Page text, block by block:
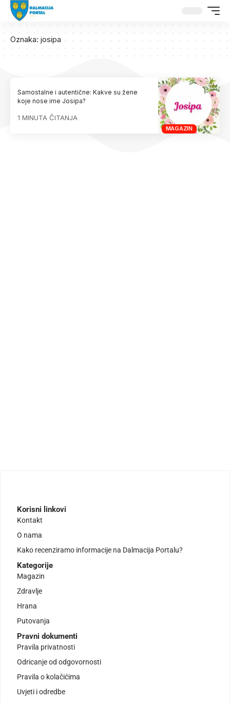
Oznaka: josipa
MAGAZIN
Samostalne i autentične: Kakve su žene
koje nose ime Josipa?
1 MINUTA ČITANJA
Korisni linkovi
Kontakt
O nama
Kako recenziramo informacije na Dalmacija Portalu?
Kategorije
Magazin
Zdravlje
Hrana
Putovanja
Pravni dokumenti
Pravila privatnosti
Odricanje od odgovornosti
Pravila o kolačićima
Uvjeti i odredbe